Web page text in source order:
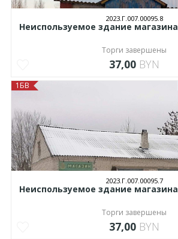
2023.Г.007.00095.8
Неиспользуемое здание магазина
Торги завершены
37,00 BYN
1БВ
2023.Г.007.00095.7
Неиспользуемое здание магазина
Торги завершены
37,00 BYN